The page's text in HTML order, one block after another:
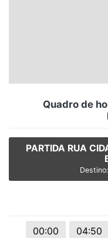
Quadro de
PARTIDA RUA
00:00 04:50